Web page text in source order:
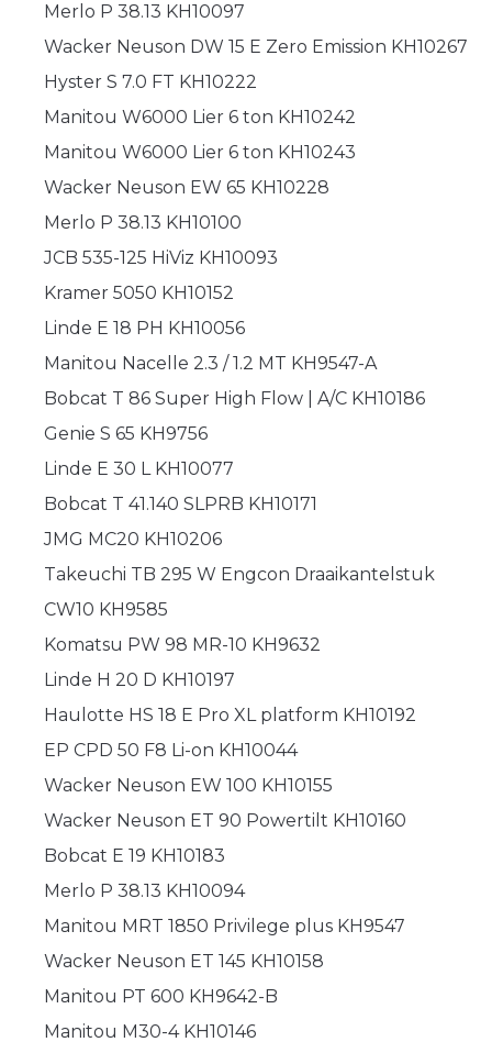
Merlo P 38.13 KH10097
Wacker Neuson DW 15 E Zero Emission KH10267
Hyster S 7.0 FT KH10222
Manitou W6000 Lier 6 ton KH10242
Manitou W6000 Lier 6 ton KH10243
Wacker Neuson EW 65 KH10228
Merlo P 38.13 KH10100
JCB 535-125 HiViz KH10093
Kramer 5050 KH10152
Linde E 18 PH KH10056
Manitou Nacelle 2.3 / 1.2 MT KH9547-A
Bobcat T 86 Super High Flow | A/C KH10186
Genie S 65 KH9756
Linde E 30 L KH10077
Bobcat T 41.140 SLPRB KH10171
JMG MC20 KH10206
Takeuchi TB 295 W Engcon Draaikantelstuk
CW10 KH9585
Komatsu PW 98 MR-10 KH9632
Linde H 20 D KH10197
Haulotte HS 18 E Pro XL platform KH10192
EP CPD 50 F8 Li-on KH10044
Wacker Neuson EW 100 KH10155
Wacker Neuson ET 90 Powertilt KH10160
Bobcat E 19 KH10183
Merlo P 38.13 KH10094
Manitou MRT 1850 Privilege plus KH9547
Wacker Neuson ET 145 KH10158
Manitou PT 600 KH9642-B
Manitou M30-4 KH10146